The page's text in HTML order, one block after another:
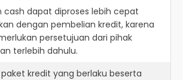
cash dapat diproses lebih cepat
dengan pembelian kredit, karena
persetujuan dari pihak
terlebih dahulu.
kredit yang berlaku beserta